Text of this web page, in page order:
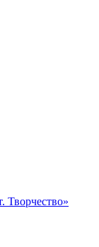
Творчество»